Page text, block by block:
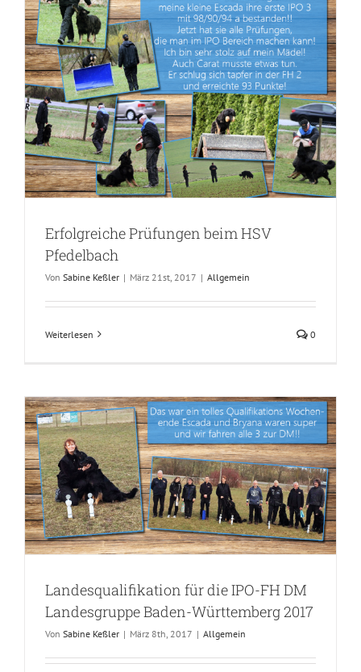
Erfolgreiche Prüfungen beim HSV
Pfedelbach
Von Sabine Keßler | März 21st, 2017 | Allgemein
Weiterlesen 0
Landesqualifikation für die IPO-FH DM
Landesgruppe Baden-Württemberg 2017
Von Sabine Keßler | März 8th, 2017 | Allgemein